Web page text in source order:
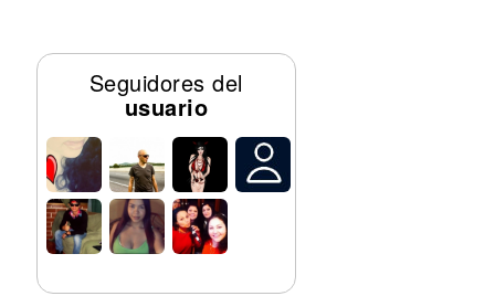
Seguidores del
usuario